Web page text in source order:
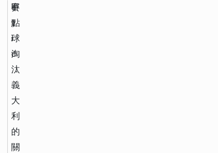
e
v
i
ć
甲
）
賽
點
球
淘
汰
義
大
利
的
關